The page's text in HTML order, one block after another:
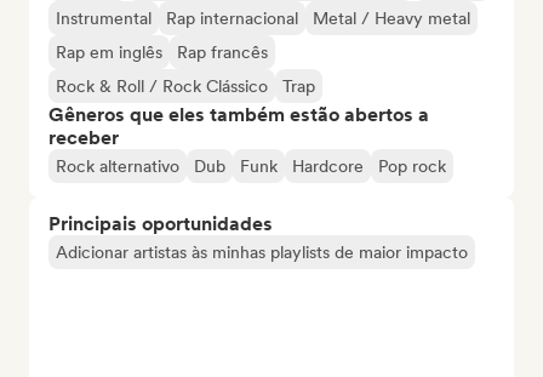
Instrumental
Rap internacional
Metal / Heavy metal
Rap em inglês
Rap francês
Rock & Roll / Rock Clássico
Trap
Gêneros que eles também estão abertos a
receber
Rock alternativo Dub Funk Hardcore Pop rock
Principais oportunidades
Adicionar artistas às minhas playlists de maior impacto